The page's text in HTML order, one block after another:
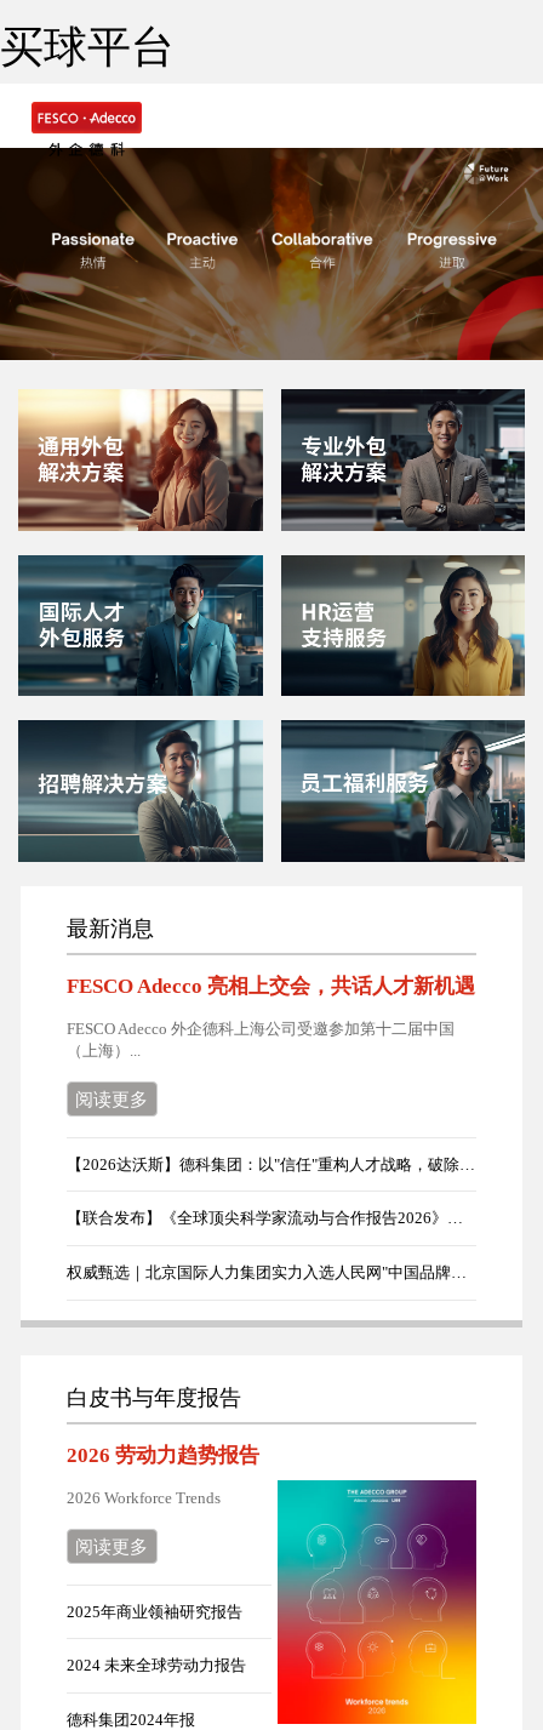
买球平台
最新消息
FESCO Adecco 亮相上交会，共话人才新机遇
FESCO Adecco 外企德科上海公司受邀参加第十二届中国
（上海）...
阅读更多
【2026达沃斯】德科集团：以"信任"重构人才战略，破除AI时代企业转型误区
【联合发布】《全球顶尖科学家流动与合作报告2026》首发
权威甄选｜北京国际人力集团实力入选人民网"中国品牌日"展示品牌
白皮书与年度报告
2026 劳动力趋势报告
2026 Workforce Trends
阅读更多
2025年商业领袖研究报告
2024 未来全球劳动力报告
德科集团2024年报